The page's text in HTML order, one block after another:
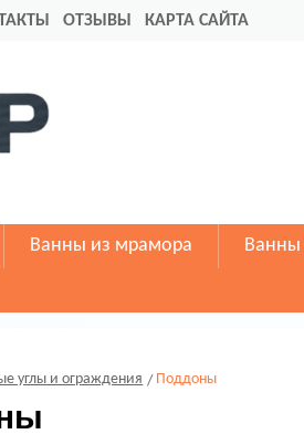
ОТЗЫВЫ КАРТА САЙТА
Ванны из мрамора Ванны
углы и ограждения Поддоны